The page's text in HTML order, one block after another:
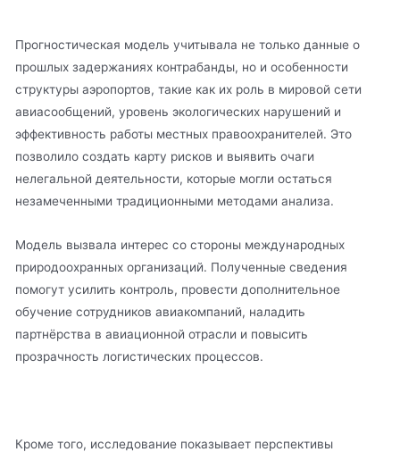
Прогностическая модель учитывала не только данные о
прошлых задержаниях контрабанды, но и особенности
структуры аэропортов, такие как их роль в мировой сети
авиасообщений, уровень экологических нарушений и
эффективность работы местных правоохранителей. Это
позволило создать карту рисков и выявить очаги
нелегальной деятельности, которые могли остаться
незамеченными традиционными методами анализа.
Модель вызвала интерес со стороны международных
природоохранных организаций. Полученные сведения
помогут усилить контроль, провести дополнительное
обучение сотрудников авиакомпаний, наладить
партнёрства в авиационной отрасли и повысить
прозрачность логистических процессов.
Кроме того, исследование показывает перспективы